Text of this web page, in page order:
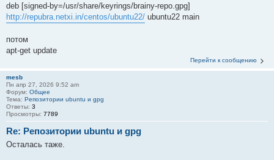
deb [signed-by=/usr/share/keyrings/brainy-repo.gpg]
http://repubra.netxi.in/centos/ubuntu22/ ubuntu22 main
потом
apt-get update
Перейти к сообщению
mesb
Пн апр 27, 2026 9:52 am
Форум: Общее
Тема: Репозитории ubuntu и gpg
Ответы: 3
Просмотры: 7789
Re: Репозитории ubuntu и gpg
Осталась таже.